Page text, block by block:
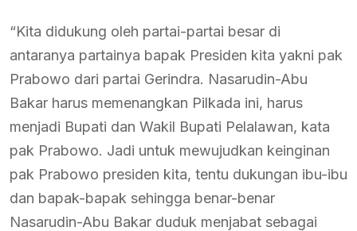
“Kita didukung oleh partai-partai besar di
antaranya partainya bapak Presiden kita yakni pak
Prabowo dari partai Gerindra. Nasarudin-Abu
Bakar harus memenangkan Pilkada ini, harus
menjadi Bupati dan Wakil Bupati Pelalawan, kata
pak Prabowo. Jadi untuk mewujudkan keinginan
pak Prabowo presiden kita, tentu dukungan ibu-ibu
dan bapak-bapak sehingga benar-benar
Nasarudin-Abu Bakar duduk menjabat sebagai